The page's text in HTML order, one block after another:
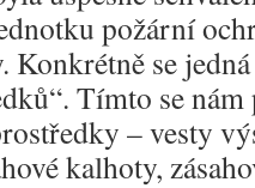
požární
se
Tímto se nám
– vesty
kalhoty,